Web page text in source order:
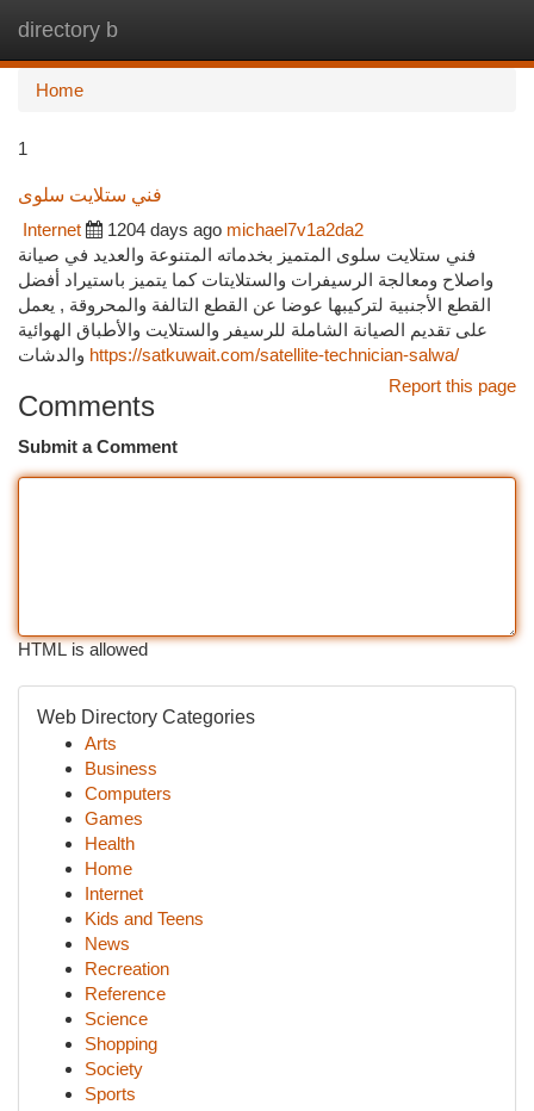
directory b
Home
1
فني ستلايت سلوى
Internet
1204 days ago michael7v1a2da2
فني ستلايت سلوى المتميز بخدماته المتنوعة والعديد في صيانة
واصلاح ومعالجة الرسيفرات والستلايتات كما يتميز باستيراد أفضل
القطع الأجنبية لتركيبها عوضا عن القطع التالفة والمحروقة , يعمل
على تقديم الصيانة الشاملة للرسيفر والستلايت والأطباق الهوائية
https://satkuwait.com/satellite-technician-salwa/
Report this page
Comments
Submit a Comment
HTML is allowed
Web Directory Categories
Arts
Business
Computers
Games
Health
Home
Internet
Kids and Teens
News
Recreation
Reference
Science
Shopping
Society
Sports